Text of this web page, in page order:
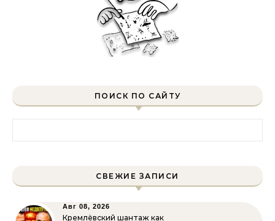
ПОИСК ПО САЙТУ
СВЕЖИЕ ЗАПИСИ
Авг 08, 2026
Кремлёвский шантаж как